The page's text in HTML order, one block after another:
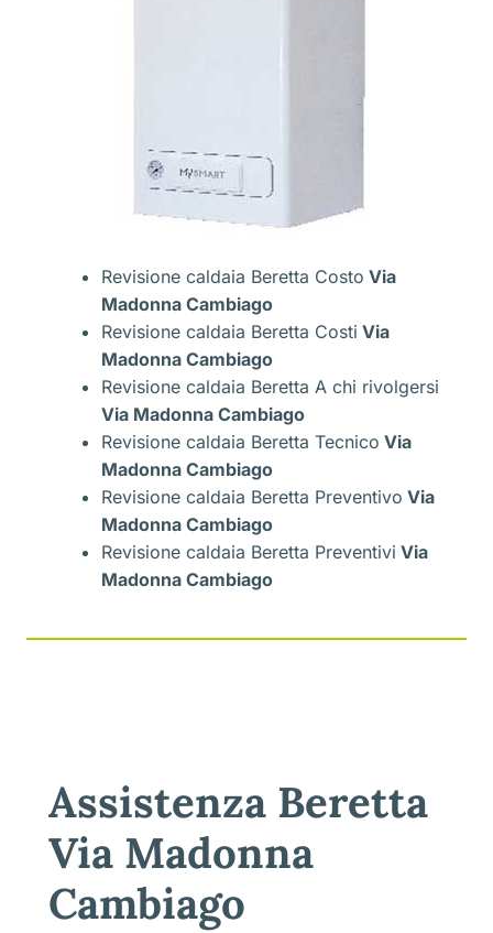
Revisione caldaia Beretta Costo Via
Madonna Cambiago
Revisione caldaia Beretta Costi Via
Madonna Cambiago
Revisione caldaia Beretta A chi rivolgersi
Via Madonna Cambiago
Revisione caldaia Beretta Tecnico Via
Madonna Cambiago
Revisione caldaia Beretta Preventivo Via
Madonna Cambiago
Revisione caldaia Beretta Preventivi Via
Madonna Cambiago
Assistenza Beretta
Via Madonna
Cambiago